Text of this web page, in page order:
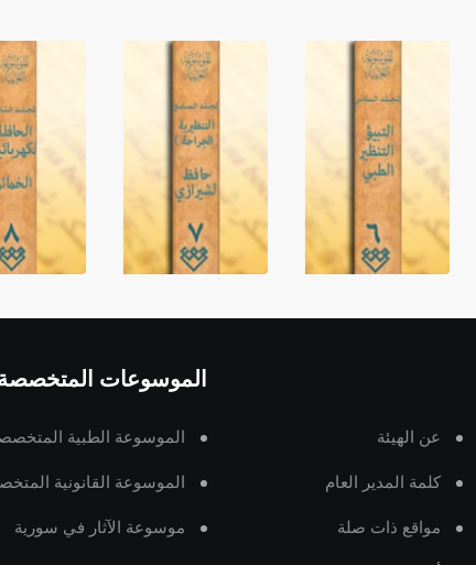
عن الهيئة
كلمة المدير العام
مواقع ذات صلة
الموسوعات
الموسوعة الطبية
الموسوعة القانونية
موسوعة الآثار في سورية